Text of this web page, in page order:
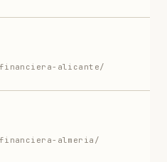
financiera-alicante/
financiera-almeria/